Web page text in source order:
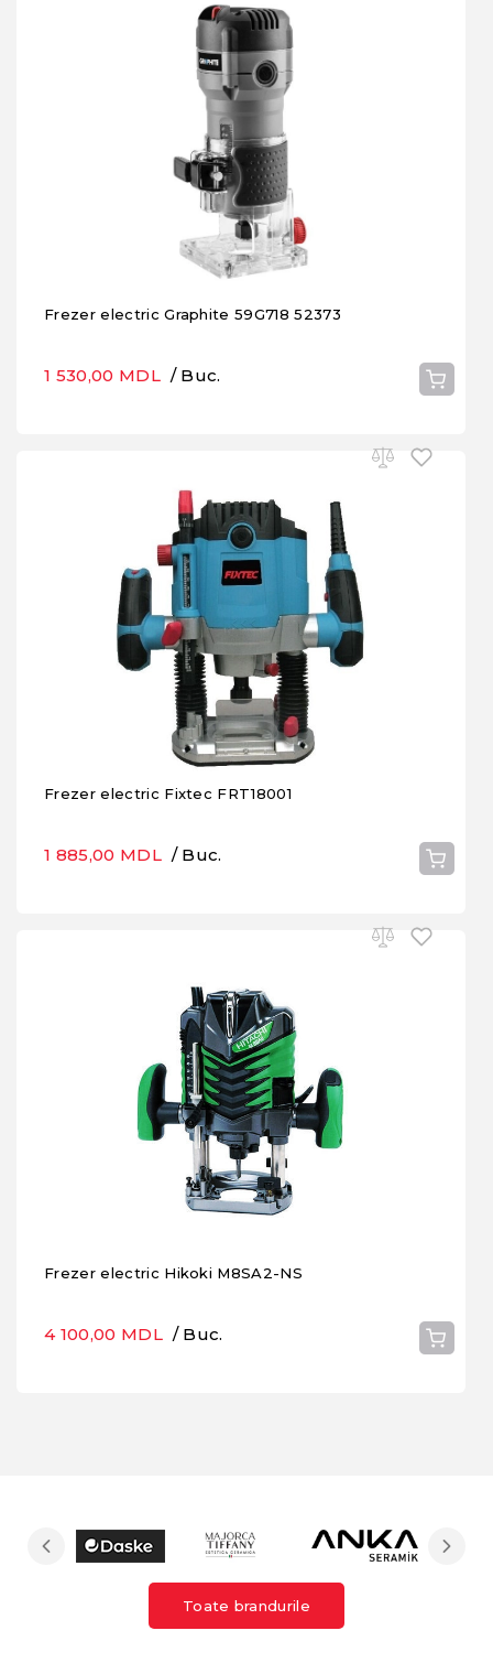
Frezer electric Graphite 59G718 52373
1 530,00 MDL / Buc.
Frezer electric Fixtec FRT18001
1 885,00 MDL / Buc.
Frezer electric Hikoki M8SA2-NS
4 100,00 MDL / Buc.
Toate brandurile